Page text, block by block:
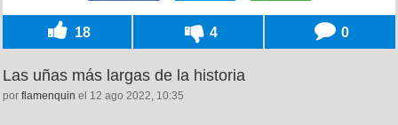
18 4 0
Las uñas más largas de la historia
por flamenquin el 12 ago 2022, 10:35